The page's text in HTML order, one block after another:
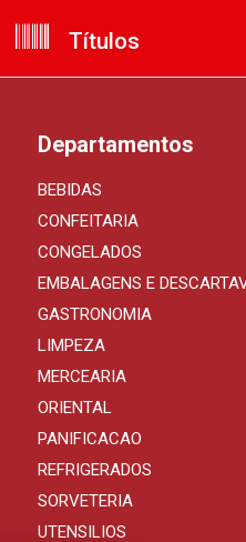
Títulos
Departamentos
BEBIDAS
CONFEITARIA
CONGELADOS
EMBALAGENS E
GASTRONOMIA
LIMPEZA
MERCEARIA
ORIENTAL
PANIFICACAO
REFRIGERADOS
SORVETERIA
UTENSILIOS